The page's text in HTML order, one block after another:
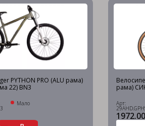
PYTHON PRO (ALU рама)
22) BN3
Мало
рама)
Арт: